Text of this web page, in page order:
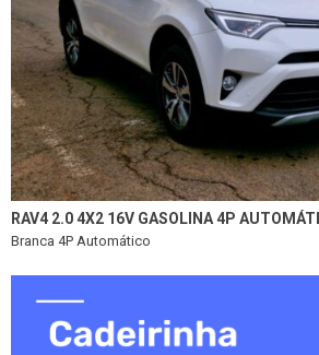
RAV4 2.0 4X2 16V GASOLINA 4P
Branca 4P Automático